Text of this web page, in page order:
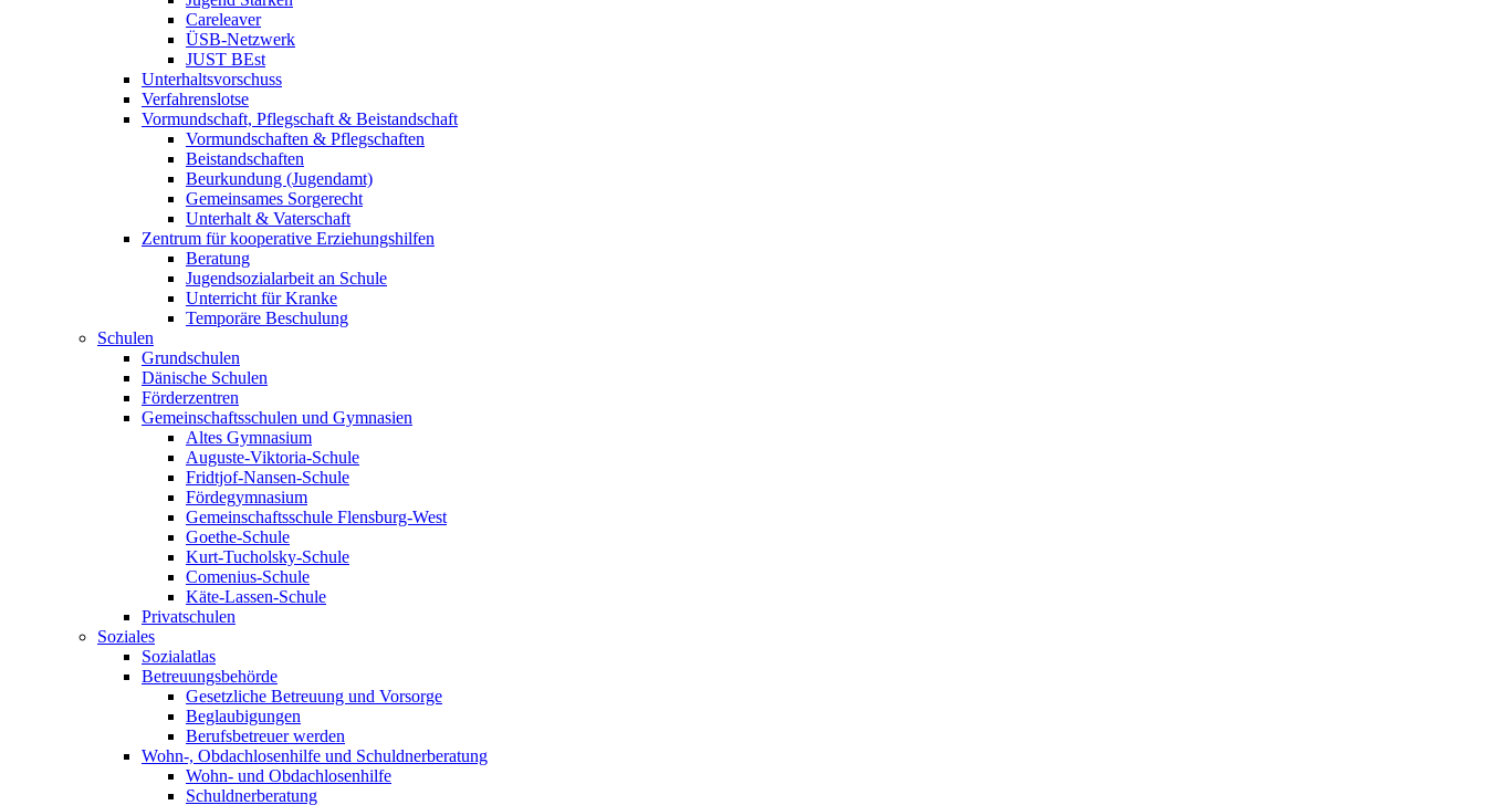
Careleaver
ÜSB-Netzwerk
JUST BEst
Unterhaltsvorschuss
Verfahrenslotse
Vormundschaft, Pflegschaft & Beistandschaft
Vormundschaften & Pflegschaften
Beistandschaften
Beurkundung (Jugendamt)
Gemeinsames Sorgerecht
Unterhalt & Vaterschaft
Zentrum für kooperative Erziehungshilfen
Beratung
Jugendsozialarbeit an Schule
Unterricht für Kranke
Temporäre Beschulung
Schulen
Grundschulen
Dänische Schulen
Förderzentren
Gemeinschaftsschulen und Gymnasien
Altes Gymnasium
Auguste-Viktoria-Schule
Fridtjof-Nansen-Schule
Fördegymnasium
Gemeinschaftsschule Flensburg-West
Goethe-Schule
Kurt-Tucholsky-Schule
Comenius-Schule
Käte-Lassen-Schule
Privatschulen
Soziales
Sozialatlas
Betreuungsbehörde
Gesetzliche Betreuung und Vorsorge
Beglaubigungen
Berufsbetreuer werden
Wohn-, Obdachlosenhilfe und Schuldnerberatung
Wohn- und Obdachlosenhilfe
Schuldnerberatung